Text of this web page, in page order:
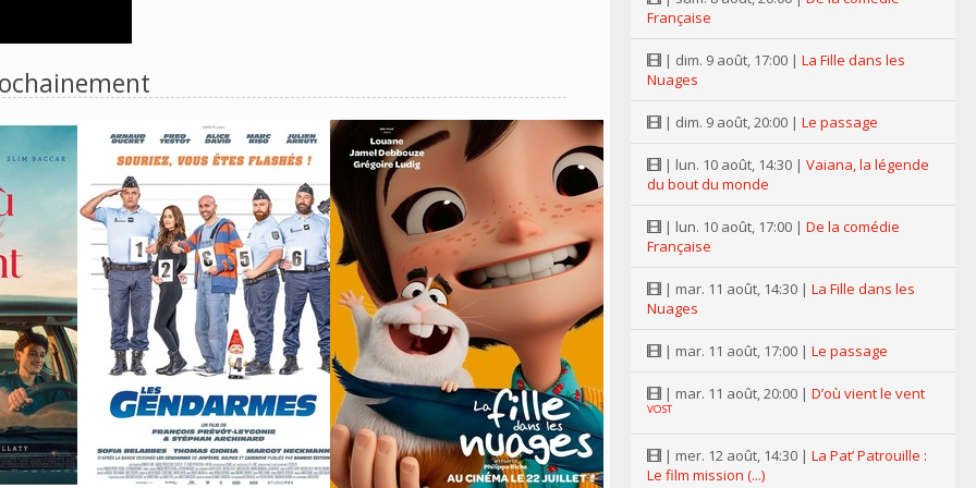
Française
| dim. 9 août, 17:00 | La Fille dans les
Nuages
| dim. 9 août, 20:00 | Le passage
| lun. 10 août, 14:30 | Vaiana, la légende
du bout du monde
| lun. 10 août, 17:00 | De la comédie
Française
| mar. 11 août, 14:30 | La Fille dans les
Nuages
| mar. 11 août, 17:00 | Le passage
| mar. 11 août, 20:00 | D’où vient le vent
VOST
| mer. 12 août, 14:30 | La Pat’ Patrouille :
Le film mission (...)